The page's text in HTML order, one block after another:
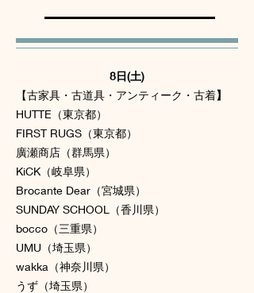
8日(土)
【古家具・古道具・アンティーク・古着】
HUTTE（東京都）
FIRST RUGS（東京都）
廣瀬商店（群馬県）
KiCK（岐阜県）
Brocante Dear（宮城県）
SUNDAY SCHOOL（香川県）
bocco（三重県）
UMU（埼玉県）
wakka（神奈川県）
うず（埼玉県）